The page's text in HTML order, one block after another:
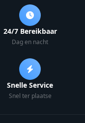
24/7 Bereikbaar
Dag en nacht
Snelle Service
Snel ter plaatse